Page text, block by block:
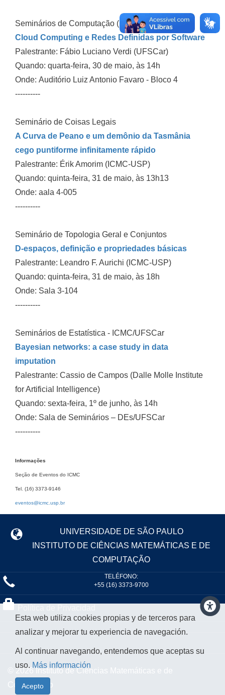
Seminários de Computação (Pós-Graduação)
Cloud Computing e Redes Definidas por Software
Palestrante: Fábio Luciano Verdi (UFSCar)
Quando: quarta-feira, 30 de maio, às 14h
Onde: Auditório Luiz Antonio Favaro - Bloco 4
----------
Seminário de Coisas Legais
A Curva de Peano e um demônio da Tasmânia
cego puntiforme infinitamente rápido
Palestrante: Érik Amorim (ICMC-USP)
Quando: quinta-feira, 31 de maio, às 13h13
Onde: aala 4-005
----------
Seminário de Topologia Geral e Conjuntos
D-espaços, definição e propriedades básicas
Palestrante: Leandro F. Aurichi (ICMC-USP)
Quando: quinta-feira, 31 de maio, às 18h
Onde: Sala 3-104
----------
Seminários de Estatística - ICMC/UFSCar
Bayesian networks: a case study in data
imputation
Palestrante: Cassio de Campos (Dalle Molle Institute
for Artificial Intelligence)
Quando: sexta-feira, 1º de junho, às 14h
Onde: Sala de Seminários – DEs/UFSCar
----------
Informações
Seção de Eventos do ICMC
Tel. (16) 3373-9146
eventos@icmc.usp.br
UNIVERSIDADE DE SÃO PAULO
INSTITUTO DE CIÊNCIAS MATEMÁTICAS E DE
COMPUTAÇÃO
TELÉFONO:
+55 (16) 3373-9700
© 2026 Instituto de Ciências Matemáticas e de
Computação
Esta web utiliza cookies propias y de terceros para
analizar y mejorar tu experiencia de navegación.
Al continuar navegando, entendemos que aceptas su
uso. Más información
Acepto